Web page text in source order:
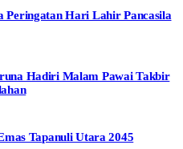
Hari Lahir Pancasila
Hadiri Malam Pawai Takbir
Tapanuli Utara 2045